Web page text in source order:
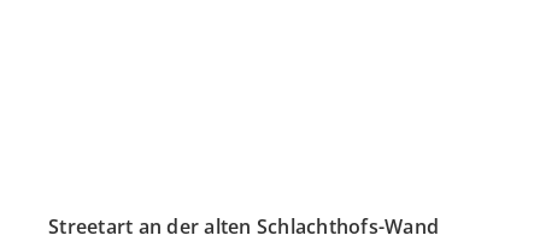
Streetart an der alten Schlachthofs-Wand